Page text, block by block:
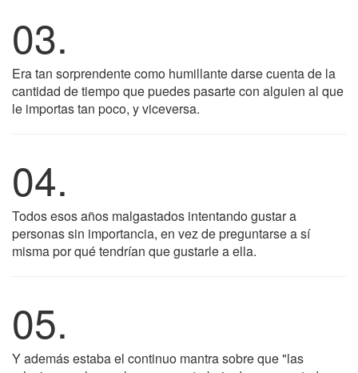
03.
Era tan sorprendente como humillante darse cuenta de la
cantidad de tiempo que puedes pasarte con alguien al que
le importas tan poco, y viceversa.
04.
Todos esos años malgastados intentando gustar a
personas sin importancia, en vez de preguntarse a sí
misma por qué tendrían que gustarle a ella.
05.
Y además estaba el continuo mantra sobre que "las